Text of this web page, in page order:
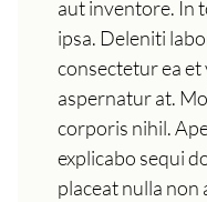
aut inventore. In
ipsa. Deleniti
consectetur ea et
aspernatur at.
corporis nihil.
explicabo sequi
placeat nulla